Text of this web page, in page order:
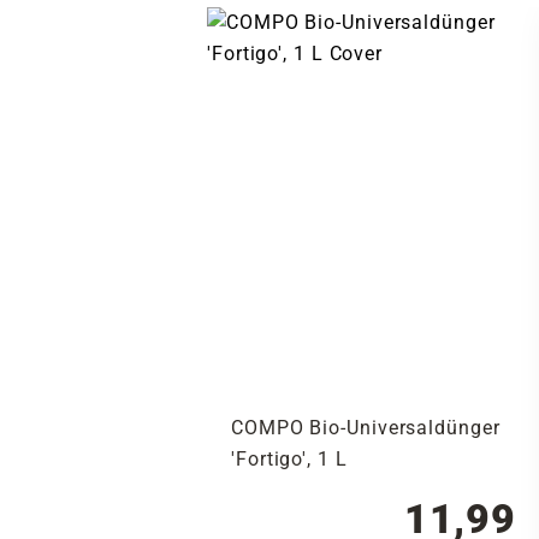
COMPO Bio-Universaldünger
'Fortigo', 1 L
11,99